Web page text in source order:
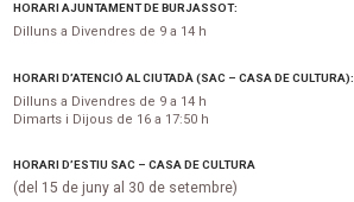
HORARI AJUNTAMENT DE BURJASSOT:
Dilluns a Divendres de 9 a 14 h
HORARI D’ATENCIÓ AL CIUTADÀ (SAC – CASA DE CULTURA):
Dilluns a Divendres de 9 a 14 h
Dimarts i Dijous de 16 a 17:50 h
HORARI D’ESTIU SAC – CASA DE CULTURA
(del 15 de juny al 30 de setembre)